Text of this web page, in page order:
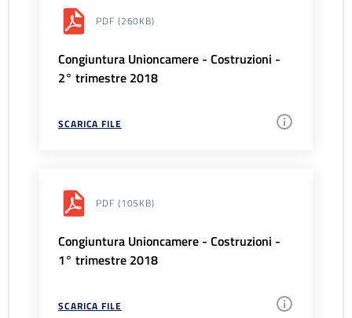
PDF (260KB)
Congiuntura Unioncamere - Costruzioni -
2° trimestre 2018
SCARICA FILE
PDF (105KB)
Congiuntura Unioncamere - Costruzioni -
1° trimestre 2018
SCARICA FILE